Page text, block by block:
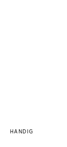
HANDIG